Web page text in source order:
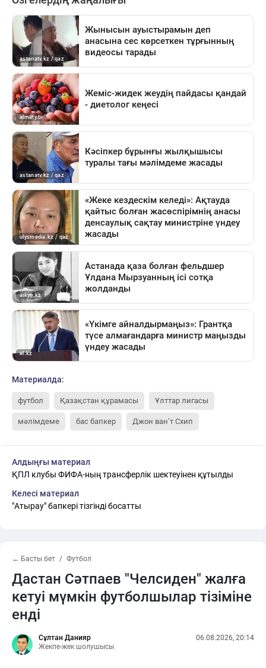
Материалда:
футбол Қазақстан құрамасы Ұлттар лигасы
мәлімдеме бас бапкер Джон ван’т Схип
Алдыңғы материал
ҚПЛ клубы ФИФА-ның трансферлік шектеуінен құтылды
Келесі материал
"Атырау" бапкері тізгінді босатты
← Басты бет Футбол
Дастан Сәтпаев "Челсиден" жалға
кетуі мүмкін футболшылар тізіміне
енді
Сұлтан Данияр
Жекпе-жек шолушысы
06.08.2026, 20:14